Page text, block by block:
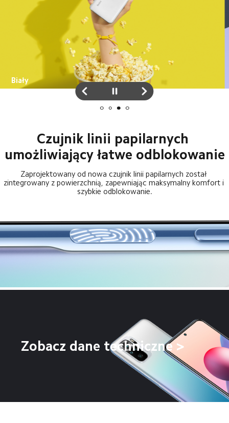
Starlight Purple
Czujnik linii papilarnych
umożliwiający łatwe odblokowanie
Zaprojektowany od nowa czujnik linii papilarnych został
zintegrowany z powierzchnią, zapewniając maksymalny komfort i
szybkie odblokowanie.
Zobacz dane techniczne >